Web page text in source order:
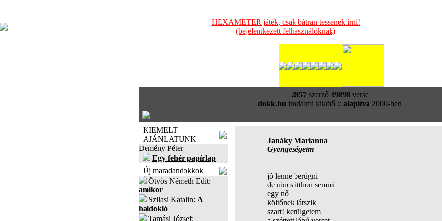
HEXAMETER játék, csak bátran tessenek írni!
(bejelentkezett felhasználóknak)
2857szerző 39898verse
dokk.hu irodalmi kikötő :: alapítva 2000-ben
KIEMELT
AJÁNLATUNK
Demény Péter
Egy fehér papírlap
Új maradandokkok
Ötvös Németh Edit:
amikor
Szilasi Katalin: A
haldokló
Tamási József:
Janáky Marianna
Gyengeségeim
jó lenne berúgni
de nincs itthon semmi
egy nő
költőnek látszik
szart! kerülgetem